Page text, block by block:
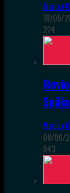
Marian
18/05/
224
Marian
08/06/
943